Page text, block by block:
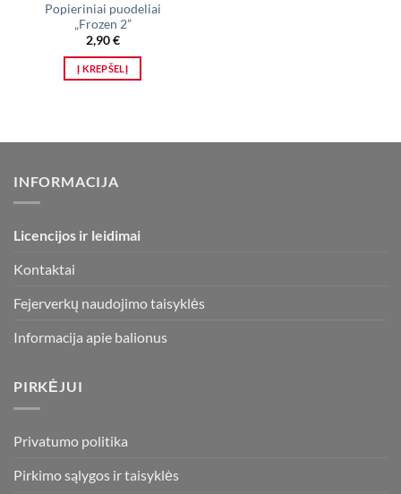
Popieriniai puodeliai
„Frozen 2”
2,90€
Į KREPŠELĮ
INFORMACIJA
Licencijos ir leidimai
Kontaktai
Fejerverkų naudojimo taisyklės
Informacija apie balionus
PIRKĖJUI
Privatumo politika
Pirkimo sąlygos ir taisyklės